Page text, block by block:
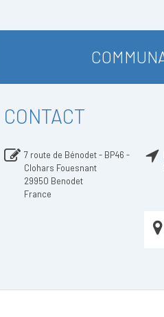
CONTACT
7 route de Bénodet - BP46 -
Clohars Fouesnant
29950 Benodet
France